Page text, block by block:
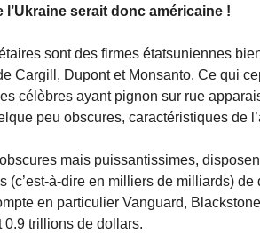
l’Ukraine serait donc américaine !
sont des firmes étatsuniennes
Cargill, Dupont et Monsanto. Ce qui
célèbres ayant pignon sur rue
peu obscures, caractéristiques de
mais puissantissimes,
(c’est-à-dire en milliers de milliards)
en particulier Vanguard,
0.9 trillions de dollars.